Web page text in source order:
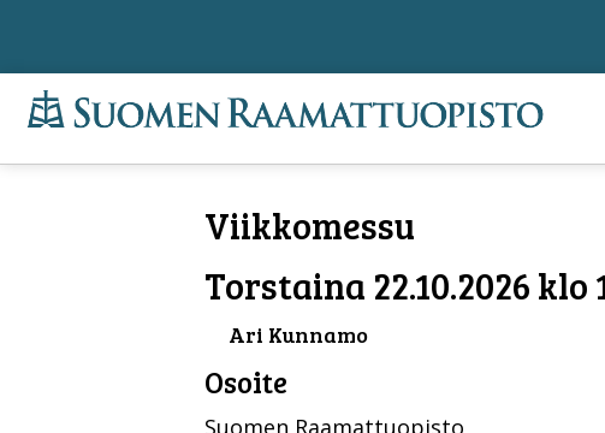
Viikkomessu
Torstaina 22.10.2026 klo
Ari Kunnamo
Osoite
Suomen Raamattuopisto